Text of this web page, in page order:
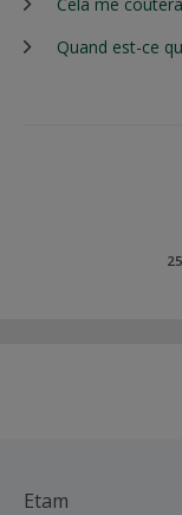
Quand est-ce
Etam